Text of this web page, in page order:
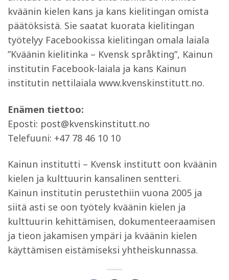
kväänin kielen kans ja kans kielitingan omista
päätöksistä. Sie saatat kuorata kielitingan
työtelyy Facebookissa kielitingan omala laiala
”Kväänin kielitinka – Kvensk språkting”, Kainun
institutin Facebook-laiala ja kans Kainun
institutin nettilaiala www.kvenskinstitutt.no.
Enämen tiettoo:
Eposti: post@kvenskinstitutt.no
Telefuuni: +47 78 46 10 10
Kainun institutti – Kvensk institutt oon kväänin
kielen ja kulttuurin kansalinen sentteri.
Kainun institutin perustethiin vuona 2005 ja
siitä asti se oon työtely kväänin kielen ja
kulttuurin kehittämisen, dokumenteeraamisen
ja tieon jakamisen ympäri ja kväänin kielen
käyttämisen eistämiseksi yhtheiskunnassa.